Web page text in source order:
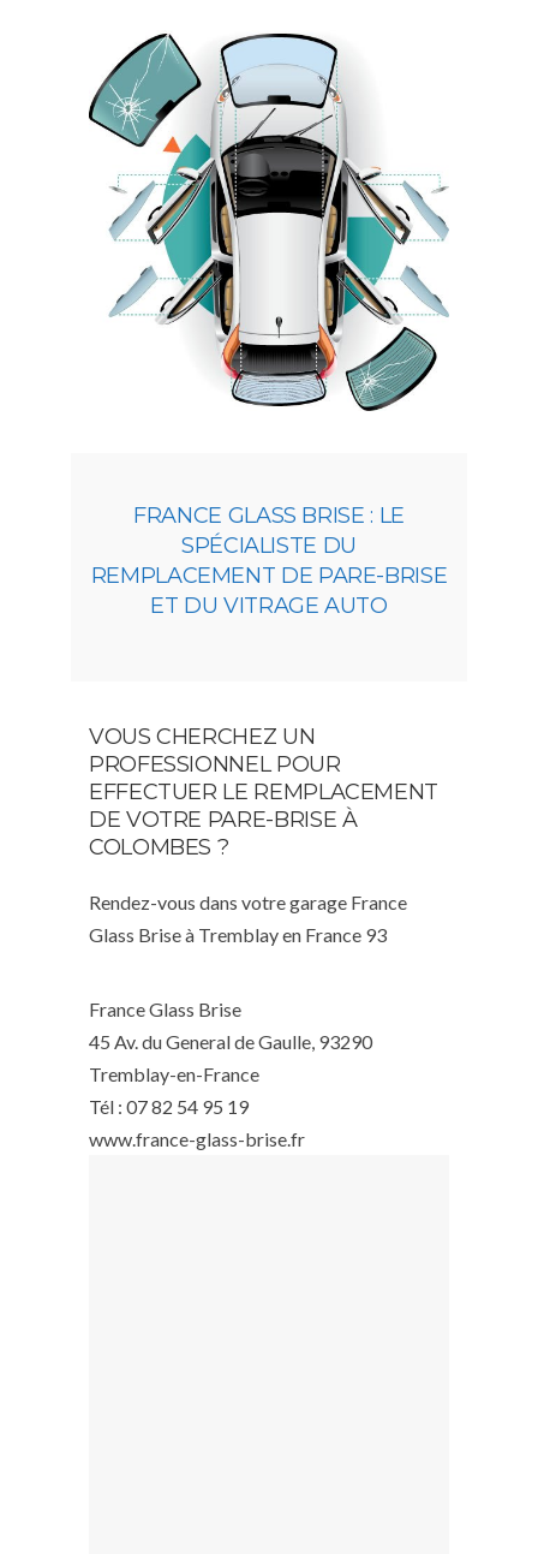
FRANCE GLASS BRISE : LE
SPÉCIALISTE DU
REMPLACEMENT DE PARE-BRISE
ET DU VITRAGE AUTO
VOUS CHERCHEZ UN
PROFESSIONNEL POUR
EFFECTUER LE REMPLACEMENT
DE VOTRE PARE-BRISE À
COLOMBES ?
Rendez-vous dans votre garage France
Glass Brise à Tremblay en France 93
France Glass Brise
45 Av. du General de Gaulle, 93290
Tremblay-en-France
Tél : 07 82 54 95 19
www.france-glass-brise.fr